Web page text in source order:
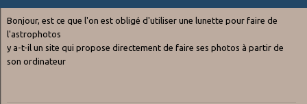
Bonjour, est ce que l'on est obligé d'utiliser une lunette pour faire de
l'astrophotos
y a-t-il un site qui propose directement de faire ses photos à partir de
son ordinateur